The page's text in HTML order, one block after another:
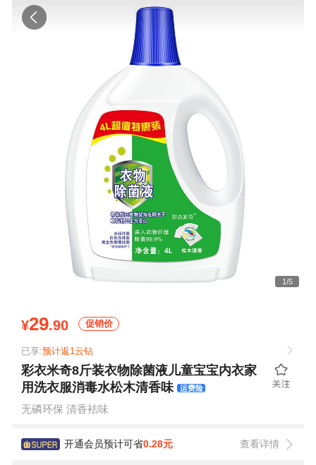
1/5
¥29.90 促销价
已享:预计返1云钻
彩衣米奇8斤装衣物除菌液儿童宝宝内衣家
用洗衣服消毒水松木清香味 运费险
无磷环保 清香袪味
开通会员预计可省0.28元 查看详情